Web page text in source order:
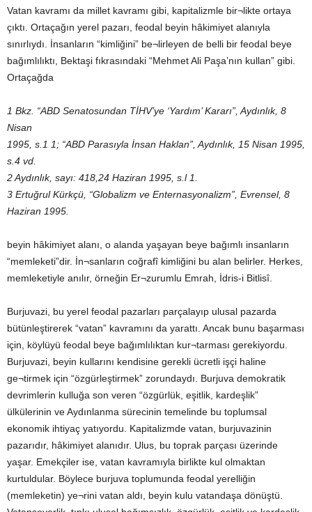
Vatan kavramı da millet kavramı gibi, kapitalizmle bir¬likte ortaya
çıktı. Ortaçağın yerel pazarı, feodal beyin hâkimiyet alanıyla
sınırlıydı. İnsanların “kimliğini” be¬lirleyen de belli bir feodal beye
bağımlılıktı, Bektaşi fıkrasındaki “Mehmet Ali Paşa’nın kullan” gibi.
Ortaçağda
1 Bkz. “ABD Senatosundan TİHV’ye ‘Yardım’ Kararı”, Aydınlık, 8
Nisan
1995, s.1 1; “ABD Parasıyla İnsan Haklan”, Aydınlık, 15 Nisan 1995,
s.4 vd.
2 Aydınlık, sayı: 418,24 Haziran 1995, s.l 1.
3 Ertuğrul Kürkçü, “Globalizm ve Enternasyonalizm”, Evrensel, 8
Haziran 1995.
beyin hâkimiyet alanı, o alanda yaşayan beye bağımlı insanların
“memleketi”dir. İn¬sanların coğrafî kimliğini bu alan belirler. Herkes,
memleketiyle anılır, örneğin Er¬zurumlu Emrah, İdris-i Bitlisî.
Burjuvazi, bu yerel feodal pazarları parçalayıp ulusal pazarda
bütünleştirerek “vatan” kavramını da yarattı. Ancak bunu başarması
için, köylüyü feodal beye bağımlılıktan kur¬tarması gerekiyordu.
Burjuvazi, beyin kullarını kendisine gerekli ücretli işçi haline
ge¬tirmek için “özgürleştirmek” zorundaydı. Burjuva demokratik
devrimlerin kulluğa son veren “özgürlük, eşitlik, kardeşlik”
ülkülerinin ve Aydınlanma sürecinin temelinde bu toplumsal
ekonomik ihtiyaç yatıyordu. Kapitalizmde vatan, burjuvazinin
pazarıdır, hâkimiyet alanıdır. Ulus, bu toprak parçası üzerinde
yaşar. Emekçiler ise, vatan kavramıyla birlikte kul olmaktan
kurtuldular. Böylece burjuva toplumunda feodal yerelliğin
(memleketin) ye¬rini vatan aldı, beyin kulu vatandaşa dönüştü.